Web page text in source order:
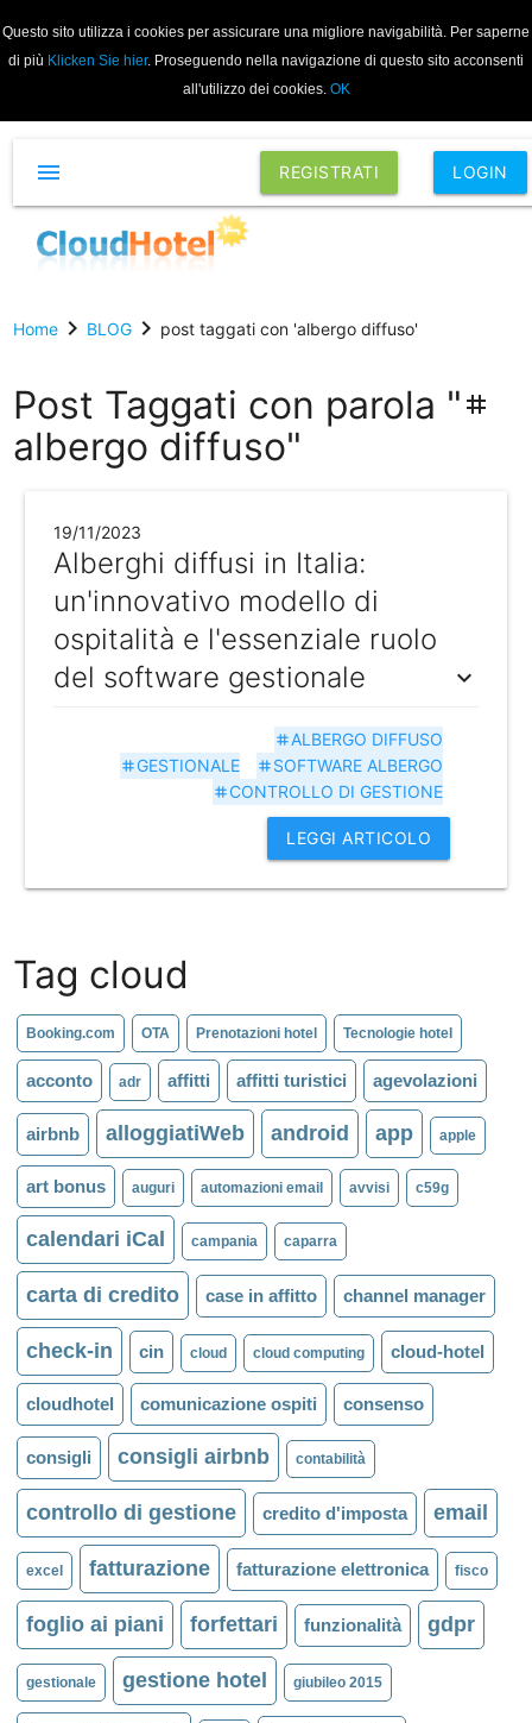
Questo sito utilizza i cookies per assicurare una migliore navigabilità. Per saperne
di più Klicken Sie hier. Proseguendo nella navigazione di questo sito acconsenti
all'utilizzo dei cookies. OK
REGISTRATI LOGIN
menu
Homechevron_right BLOGchevron_right post taggati con 'albergo diffuso'
Post Taggati con parola " tag
albergo diffuso"
19/11/2023
Alberghi diffusi in Italia:
un'innovativo modello di
ospitalità e l'essenziale ruolo
del software gestionale
expand_more
tag ALBERGO DIFFUSO
tag SOFTWARE ALBERGO
tag GESTIONALE
tag CONTROLLO DI GESTIONE
LEGGI ARTICOLO
Tag cloud
Booking.com OTA Prenotazioni hotel Tecnologie hotel
acconto adr affitti affitti turistici agevolazioni
airbnb alloggiatiWeb android app apple
art bonus auguri automazioni email avvisi c59g
calendari iCal campania caparra
carta di credito case in affitto channel manager
check-in cin cloud cloud computing cloud-hotel
cloudhotel comunicazione ospiti consenso
consigli consigli airbnb contabilità
controllo di gestione credito d'imposta email
excel fatturazione fatturazione elettronica fisco
foglio ai piani forfettari funzionalità gdpr
gestionale gestione hotel giubileo 2015